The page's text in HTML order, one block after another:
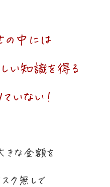
の中には
い知識を得る
いない！
きな金額を
ク無しで